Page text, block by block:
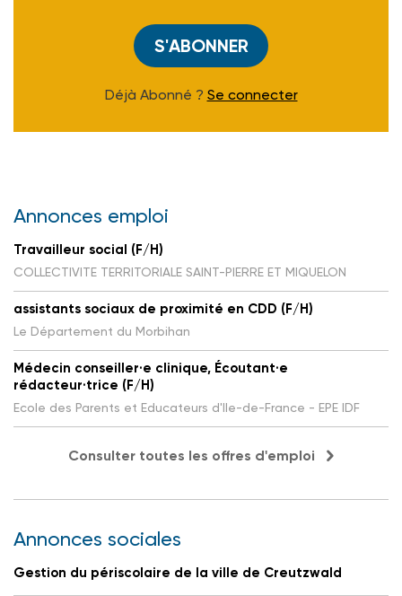
S'ABONNER
Déjà Abonné ? Se connecter
Annonces emploi
Travailleur social (F/H)
COLLECTIVITE TERRITORIALE SAINT-PIERRE ET MIQUELON
assistants sociaux de proximité en CDD (F/H)
Le Département du Morbihan
Médecin conseiller·e clinique, Écoutant·e
rédacteur·trice (F/H)
Ecole des Parents et Educateurs d'Ile-de-France - EPE IDF
Consulter toutes les offres d'emploi
Annonces sociales
Gestion du périscolaire de la ville de Creutzwald